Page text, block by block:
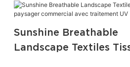
Sunshine Breathable
Landscape Textiles